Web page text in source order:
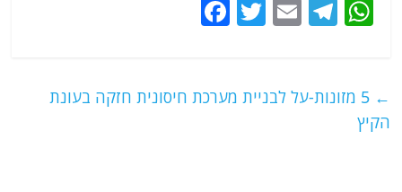
W
s
T
g
E
l
T
er
e ←
5 מזונות-על לבניית מערכת חיסונית חזקה בעונת
הקיץ